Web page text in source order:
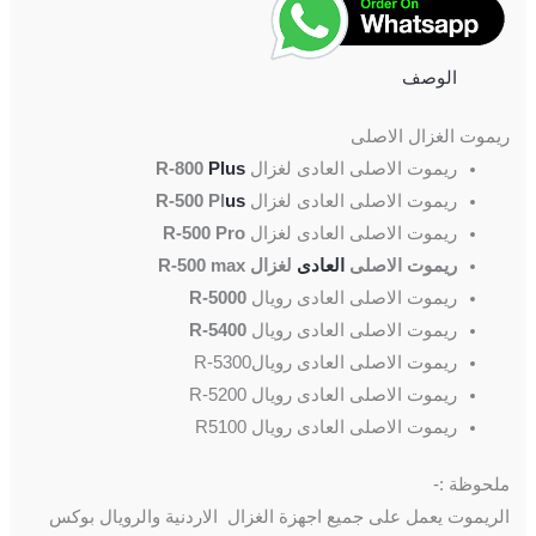
الوصف
ريموت الغزال الاصلى
ريموت الاصلى العادى لغزال
R-800 Plus
ريموت الاصلى العادى لغزال
R-500 Plus
ريموت الاصلى العادى لغزالR-500 Pro
ريموت الاصلى
العادى لغزال R-500 max
ريموت الاصلى العادى رويالR-5000
ريموت الاصلى العادى رويالR-5400
ريموت الاصلى العادى رويالR-5300
ريموت الاصلى العادى رويال R-5200
ريموت الاصلى العادى رويال R5100
ملحوظة :-
الريموت يعمل على جميع اجهزة الغزال الاردنية والرويال بوكس